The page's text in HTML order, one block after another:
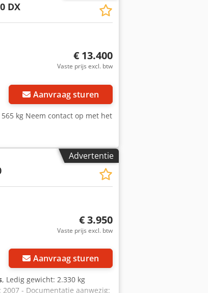
DX
€ 13.400
Vaste prijs excl. btw
Aanvraag sturen
kg Neem contact op met het
Advertentie
€ 3.950
Vaste prijs excl. btw
Aanvraag sturen
, Ledig gewicht: 2.330 kg
- Documentatie aanwezig: